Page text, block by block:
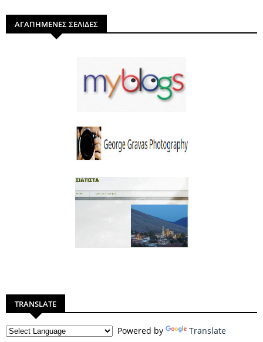
ΑΓΑΠΗΜΕΝΕΣ ΣΕΛΙΔΕΣ
TRANSLATE
Powered by Translate